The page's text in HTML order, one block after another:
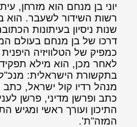
יוני בן מנחם הוא מזרחן,
רשות השידור לשעבר. הוא
שנות ניסיון בעיתונות
דרכו של בן מנחם בעולם
כמפיק של הטלוויזיה
לאחר מכן, הוא מילא
בתקשורת הישראלית:
מנהל רדיו קול ישראל, כתב
כתב ופרשן מדיני, פרשן
התיכון ועורך ראשי ומגיש
המזה"ת'.